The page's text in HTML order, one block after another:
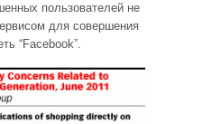
пользователей не
для совершения
“Facebook”.